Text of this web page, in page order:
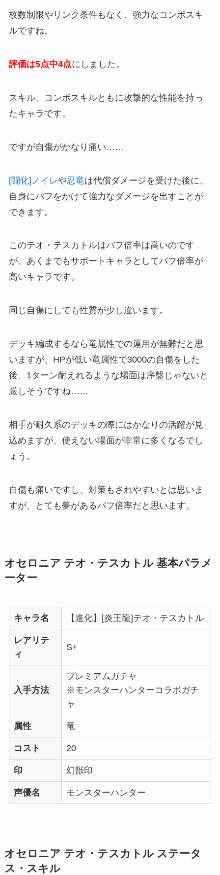
枚数制限やリンク条件もなく、強力なコンボスキ
ルですね。
評価は5点中4点にしました。
スキル、コンボスキルともに攻撃的な性能を持っ
たキャラです。
ですが自傷がかなり痛い……
[闘化]ノイレや忍竜は代償ダメージを受けた後に、
自身にバフをかけて強力なダメージを出すことが
できます。
このテオ・テスカトルはバフ倍率は高いのです
が、あくまでもサポートキャラとしてバフ倍率が
高いキャラです。
同じ自傷にしても性質が少し違います。
デッキ編成するなら竜属性での運用が無難だと思
いますが、HPが低い竜属性で3000の自傷をした
後、1ターン耐えれるような場面は序盤じゃないと
厳しそうですね……
相手が耐久系のデッキの際にはかなりの活躍が見
込めますが、使えない場面が非常に多くなるでし
ょう。
自傷も痛いですし、対策もされやすいとは思いま
すが、とても夢があるバフ倍率だと思います。
オセロニア テオ・テスカトル 基本パラメ
ーター
キャラ名 【進化】[炎王龍]テオ・テスカトル
レアリテ
ィ
S+
入手方法
プレミアムガチャ
※モンスターハンターコラボガチ
ャ
属性 竜
コスト 20
印 幻獣印
声優名 モンスターハンター
オセロニア テオ・テスカトル ステータ
ス・スキル